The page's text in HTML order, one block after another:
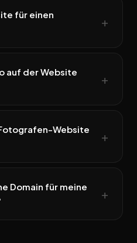
für einen
auf der Website
Website
Domain für meine